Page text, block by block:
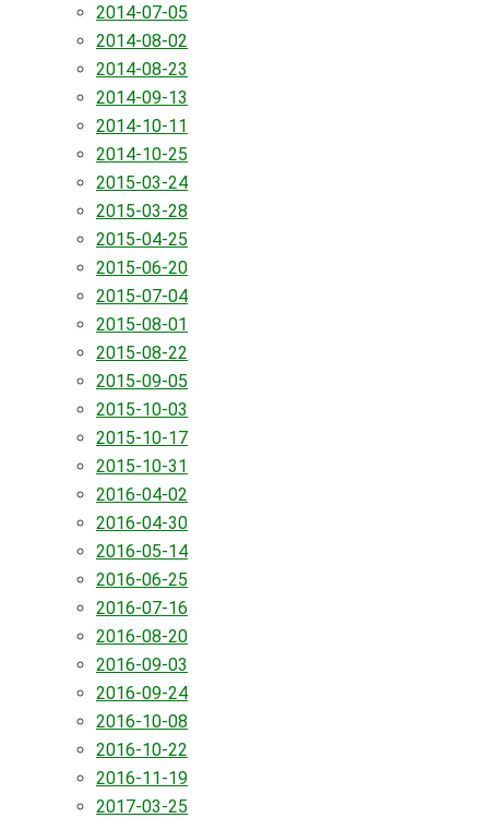
2014-07-05
2014-08-02
2014-08-23
2014-09-13
2014-10-11
2014-10-25
2015-03-24
2015-03-28
2015-04-25
2015-06-20
2015-07-04
2015-08-01
2015-08-22
2015-09-05
2015-10-03
2015-10-17
2015-10-31
2016-04-02
2016-04-30
2016-05-14
2016-06-25
2016-07-16
2016-08-20
2016-09-03
2016-09-24
2016-10-08
2016-10-22
2016-11-19
2017-03-25